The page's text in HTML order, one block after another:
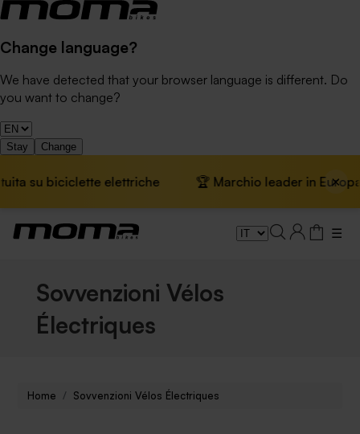
Change language?
We have detected that your browser language is different. Do
you want to change?
Stay Change
su biciclette elettriche 🏆 Marchio leader in ×
☰
Sovvenzioni Vélos
Électriques
Home Sovvenzioni Vélos Électriques